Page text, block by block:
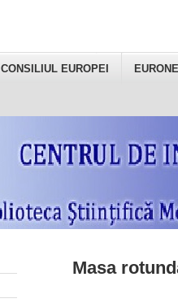
CONSILIUL EUROPEI
Masa